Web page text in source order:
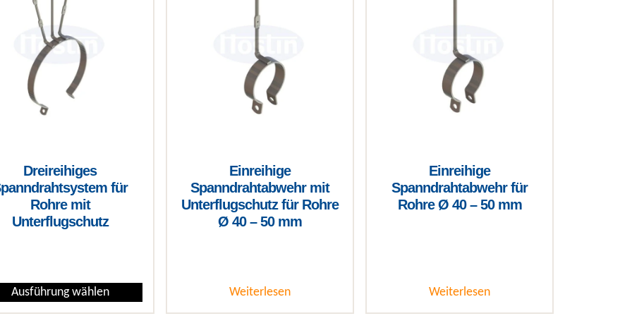
Dreireihiges
für
Rohre mit
Unterflugschutz
Ausführung wählen
Einreihige
Spanndrahtabwehr mit
Unterflugschutz für Rohre
Ø 40 – 50 mm
Weiterlesen
Einreihige
Spanndrahtabwehr für
Rohre Ø 40 – 50 mm
Weiterlesen